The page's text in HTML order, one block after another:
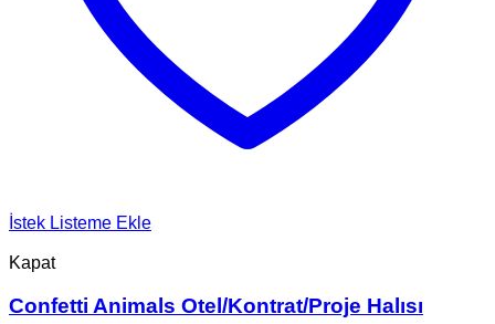
İstek Listeme Ekle
Kapat
Confetti Animals Otel/Kontrat/Proje Halısı